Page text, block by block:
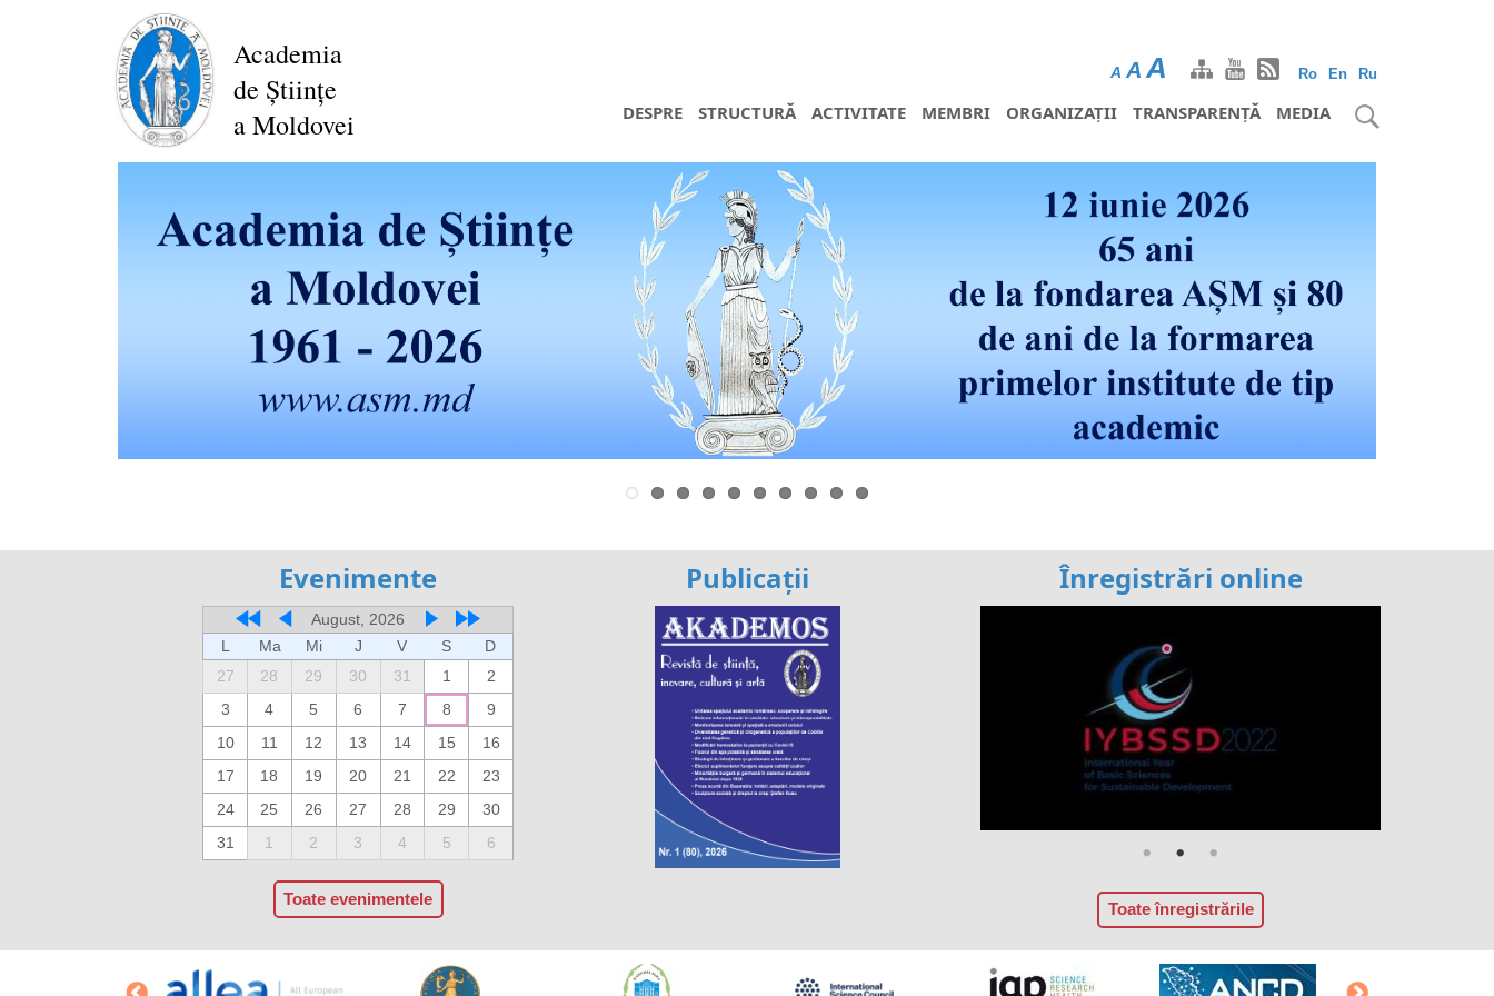
Academia
de Științe
a Moldovei
Ro En Ru
A A A
DESPRE STRUCTURĂ ACTIVITATE MEMBRI ORGANIZAȚII TRANSPARENȚĂ MEDIA
Evenimente
August, 2026
L
Ma Mi J V S
D
27
28 29 30 31 1
2
3
4 5 6 7 8
9
10
11 12 13 14 15
16
17
18 19 20 21 22
23
24
25 26 27 28 29
30
31
1 2 3 4 5 6
Toate evenimentele
Publicații Înregistrări online
Toate înregistrările